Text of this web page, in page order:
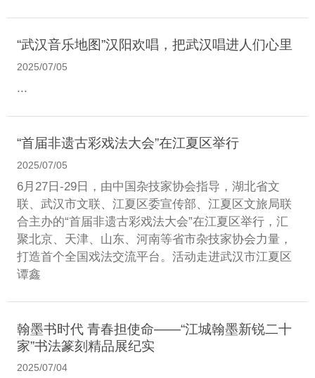
“武汉音乐地图”汉阳欢唱，把武汉唱进人们心里
2025/07/05
...
“首届非遗古彩戏法大会”在江夏区举行
2025/07/05
6月27日-29日，由中国杂技家协会指导，湖北省文
联、武汉市文联、江夏区委宣传部、江夏区文旅局联
合主办的“首届非遗古彩戏法大会”在江夏区举行，汇
聚北京、天津、山东、河南等省市杂技家协会力量，
打造首个全国戏法交流平台。活动走进武汉市江夏区
谭鑫
翰墨书时代 青春担使命——“江城翰墨新锐二十
家”书法篆刻精品展纪实
2025/07/04